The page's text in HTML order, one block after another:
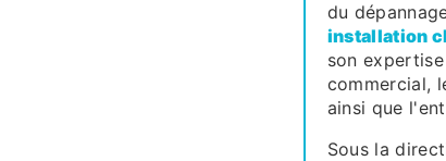
du
installation
son
commercial,
ainsi que
Sous la